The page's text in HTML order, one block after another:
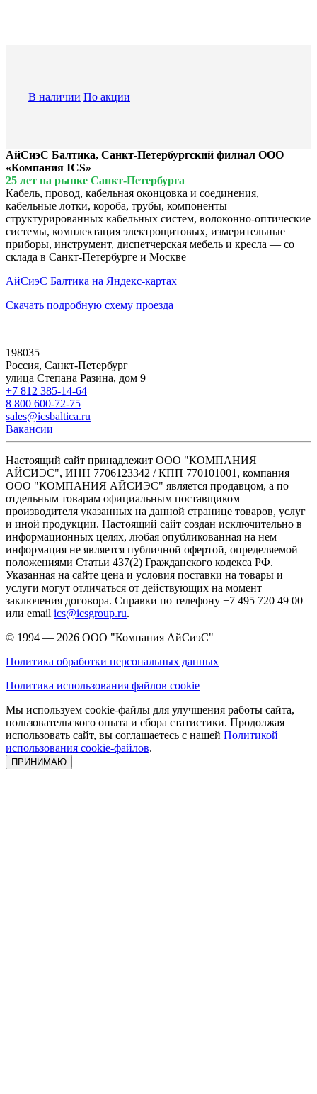
В наличии По акции
АйСиэС Балтика, Санкт-Петербургский филиал ООО
«Компания ICS»
25 лет на рынке Санкт-Петербурга
Кабель, провод, кабельная оконцовка и соединения,
кабельные лотки, короба, трубы, компоненты
структурированных кабельных систем, волоконно-оптические
системы, комплектация электрощитовых, измерительные
приборы, инструмент, диспетчерская мебель и кресла — со
склада в Санкт-Петербурге и Москве
АйСиэС Балтика на Яндекс-картах
Скачать подробную схему проезда
198035
Россия, Санкт-Петербург
улица Степана Разина, дом 9
+7 812 385-14-64
8 800 600-72-75
sales@icsbaltica.ru
Вакансии
Настоящий сайт принадлежит ООО "КОМПАНИЯ
АЙСИЭС", ИНН 7706123342 / КПП 770101001, компания
ООО "КОМПАНИЯ АЙСИЭС" является продавцом, а по
отдельным товарам официальным поставщиком
производителя указанных на данной странице товаров, услуг
и иной продукции. Настоящий сайт создан исключительно в
информационных целях, любая опубликованная на нем
информация не является публичной офертой, определяемой
положениями Статьи 437(2) Гражданского кодекса РФ.
Указанная на сайте цена и условия поставки на товары и
услуги могут отличаться от действующих на момент
заключения договора. Справки по телефону +7 495 720 49 00
или email ics@icsgroup.ru.
© 1994 — 2026 ООО "Компания АйСиэС"
Политика обработки персональных данных
Политика использования файлов cookie
Мы используем cookie-файлы для улучшения работы сайта,
пользовательского опыта и сбора статистики. Продолжая
использовать сайт, вы соглашаетесь с нашей Политикой
использования cookie-файлов.
ПРИНИМАЮ